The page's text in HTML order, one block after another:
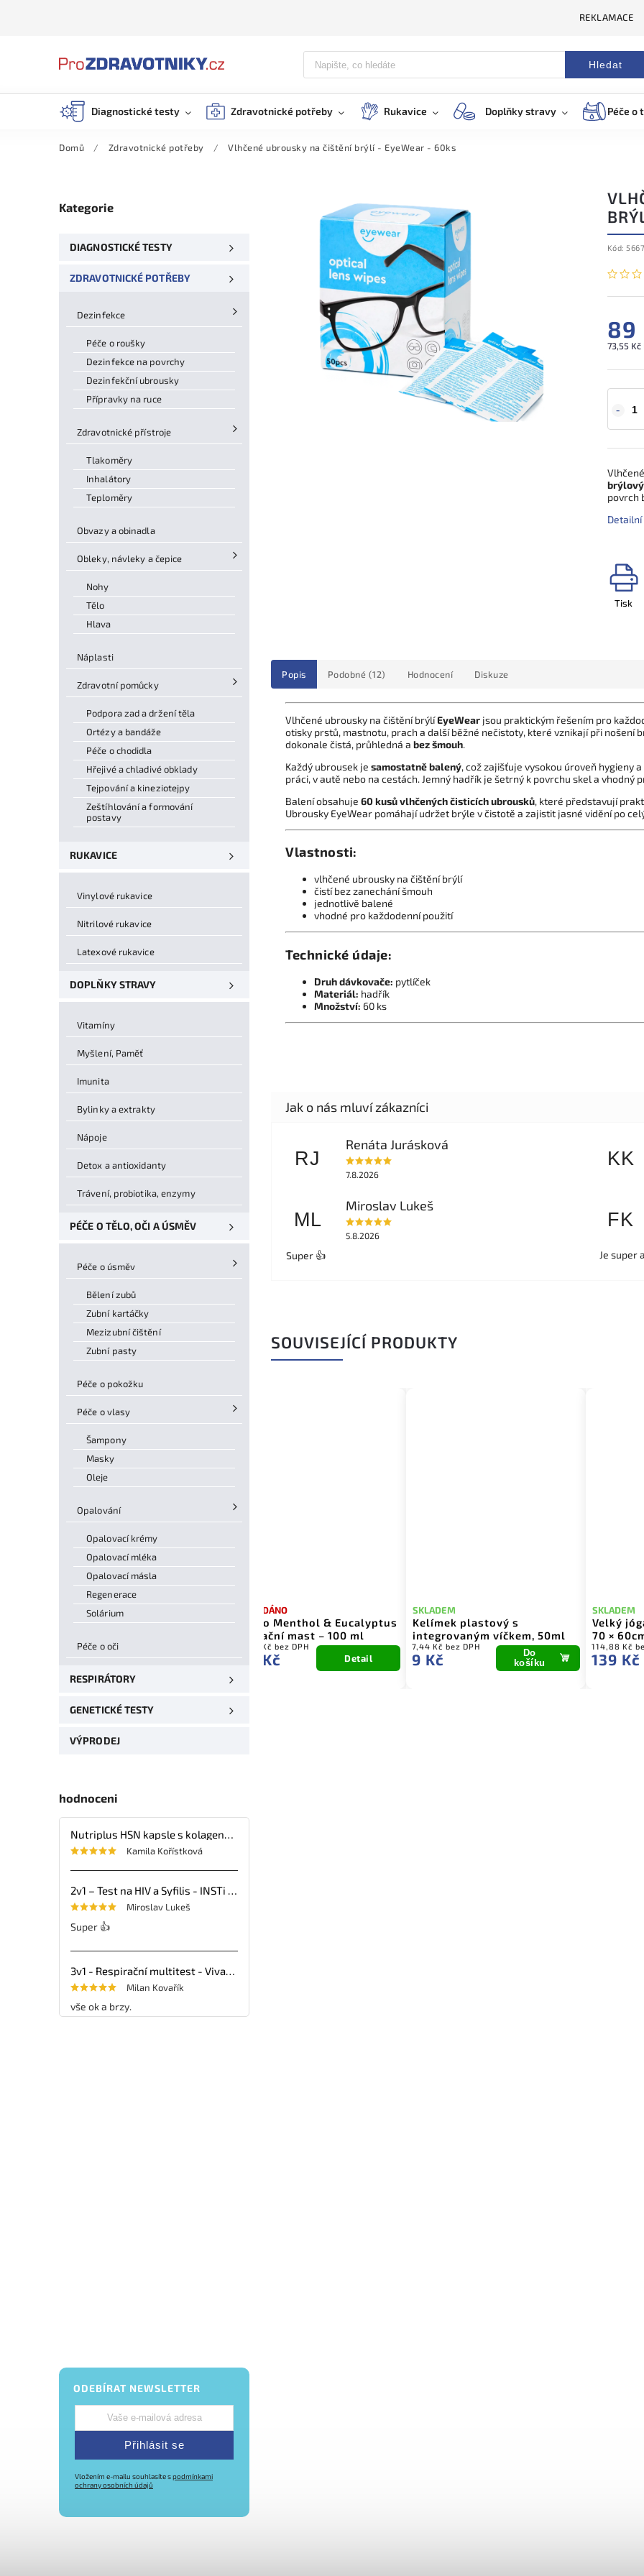
REKLAMACE
Hledat
Diagnostické testy Zdravotnické potřeby Rukavice Doplňky stravy Péče o
Domů / Zdravotnické potřeby / Vlhčené ubrousky na čištění brýlí - EyeWear - 60ks
Kategorie
DIAGNOSTICKÉ TESTY
ZDRAVOTNICKÉ POTŘEBY
Dezinfekce
Péče o roušky
Dezinfekce na povrchy
Dezinfekční ubrousky
Přípravky na ruce
Zdravotnické přístroje
Tlakoměry
Inhalátory
Teploměry
Obvazy a obinadla
Obleky, návleky a čepice
Nohy
Tělo
Hlava
Náplasti
Zdravotní pomůcky
Podpora zad a držení těla
Ortézy a bandáže
Péče o chodidla
Hřejivé a chladivé obklady
Tejpování a kineziotejpy
Zeštíhlování a formování
postavy
RUKAVICE
Vinylové rukavice
Nitrilové rukavice
Latexové rukavice
DOPLŇKY STRAVY
Vitamíny
Myšlení, Paměť
Imunita
Bylinky a extrakty
Nápoje
Detox a antioxidanty
Trávení, probiotika, enzymy
PÉČE O TĚLO, OČI A ÚSMĚV
Péče o úsměv
Bělení zubů
Zubní kartáčky
Mezizubní čištění
Zubní pasty
Péče o pokožku
Péče o vlasy
Šampony
Masky
Oleje
Opalování
Opalovací krémy
Opalovací mléka
Opalovací másla
Regenerace
Solárium
Péče o oči
RESPIRÁTORY
GENETICKÉ TESTY
VÝPRODEJ
hodnoceni
Kamila Kořístková
Miroslav Lukeš
Super 👍
Milan Kovařík
vše ok a brzy.
ODEBÍRAT NEWSLETTER
Přihlásit se
Vložením e-mailu souhlasíte spodmínkami
ochrany osobních údajů
Kód: 5667
89
73,55 Kč
povrch
Tisk
Popis Podobné (12) Hodnocení Diskuze
Vlhčené ubrousky na čištění brýlíEyeWear jsou praktickým řešením pro
otisky prstů, mastnotu, prach a další běžné nečistoty, které vznikají při nošení
dokonale čistá, průhledná a bez šmouh.
Každý ubrousek je samostatně balený, což zajišťuje vysokou úroveň hygieny
práci, v autě nebo na cestách. Jemný hadřík je šetrný k povrchu skel a vhodný
Balení obsahuje 60 kusů vlhčených čisticích ubrousků, které představují
Ubrousky EyeWear pomáhají udržet brýle v čistotě a zajistit jasné vidění po
Vlastnosti:
vlhčené ubrousky na čištění brýlí
čistí bez zanechání šmouh
jednotlivě balené
vhodné pro každodenní použití
Technické údaje:
Druh dávkovače: pytlíček
Materiál: hadřík
Množství: 60 ks
RJ
Renáta Jurásková
7.8.2026
KK
ML
Miroslav Lukeš
5.8.2026
Super 👍
FK
Je super
SOUVISEJÍCÍ PRODUKTY
–14 %
Sportovní kompresní bandáž
na kotník - Vbosi – černo-
247,11 Kč bez DPH
299 Kč
Vitalio Menthol & Eucalyptus
inhalační mast – 100 ml
VYPRODÁNO
106,61 Kč bez DPH
129 Kč Detail
Kelímek plastový s
integrovaným víčkem, 50ml
SKLADEM
7,44 Kč bez DPH
9 Kč
Do
košíku
Velký
70 ×
SKLADEM
114,88 Kč
139 Kč